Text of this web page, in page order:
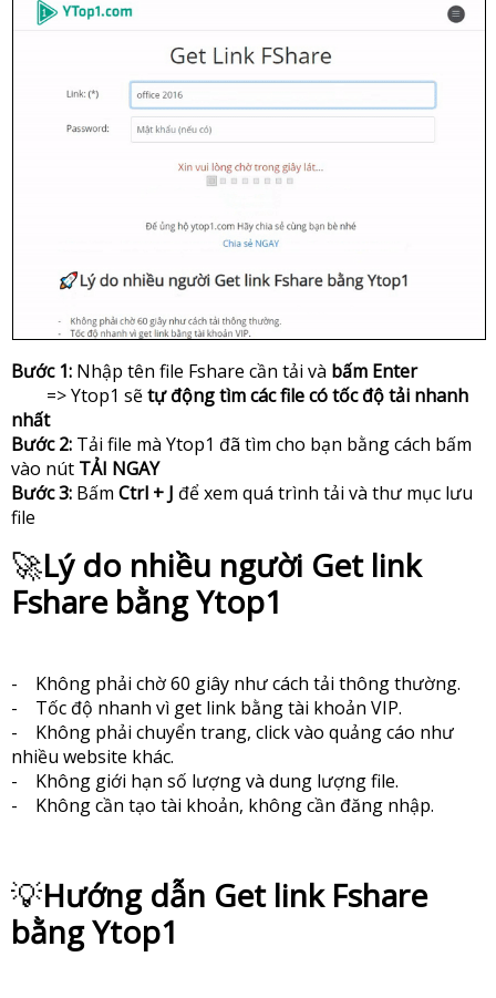
Bước 1: Nhập tên file Fshare cần tải và bấm Enter
=> Ytop1 sẽtự động tìm các file có tốc độ tải nhanh
nhất
Bước 2: Tải file mà Ytop1 đã tìm cho bạn bằng cách bấm
vào nút TẢI NGAY
Bước 3: Bấm Ctrl + J để xem quá trình tải và thư mục lưu
file
🚀Lý do nhiều người Get link
Fshare bằng Ytop1
- Không phải chờ 60 giây như cách tải thông thường.
- Tốc độ nhanh vì get link bằng tài khoản VIP.
- Không phải chuyển trang, click vào quảng cáo như
nhiều website khác.
- Không giới hạn số lượng và dung lượng file.
- Không cần tạo tài khoản, không cần đăng nhập.
💡Hướng dẫn Get link Fshare
bằng Ytop1